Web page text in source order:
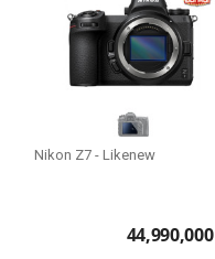
Nikon Z7 - Likenew
44,990,000